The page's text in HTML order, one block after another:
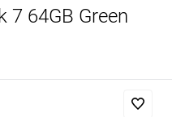
7 64GB Green